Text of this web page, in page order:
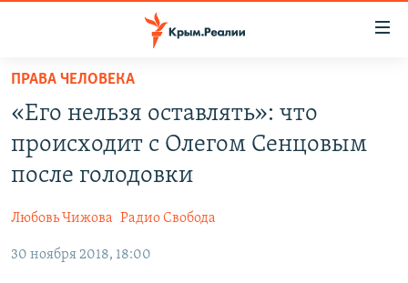
Вернуться
основному
содержанию
Вернутся
главной
Вернутся
11 ЛЕТ ОККУПАЦИИ КРЫМА. 11 ИСТОРИЙ СОПРОТИВЛЕНИЯ
ВОДА
ЕЩЕ
ИНТЕРАКТИВ
РАДІО СВОБОДА
ПРАВА ЧЕЛОВЕКА
«Его нельзя оставлять»: что
происходит с Олегом Сенцовым
после голодовки
Любовь Чижова Радио Свобода
30 ноября 2018, 18:00